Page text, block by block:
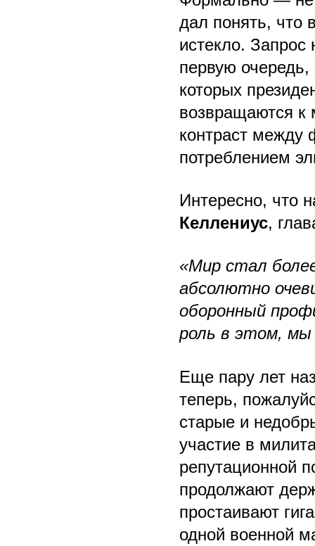
дал понять, что
истекло. Запрос
первую
которых
возвращаются к
контраст между
потреблением
Интересно, что
Келлениус,
«Мир стал
абсолютно
оборонный
роль в этом,
Еще пару лет
теперь,
старые и
участие в
репутационной
продолжают
простаивают
одной военной